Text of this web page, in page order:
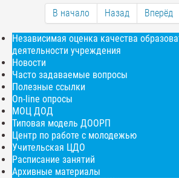
В начало Назад Вперёд
Независимая оценка качества
деятельности учреждения
Новости
Часто задаваемые вопросы
Полезные ссылки
On-line опросы
МОЦ ДОД
Типовая модель ДООРП
Центр по работе с молодежью
Учительская ЦДО
Расписание занятий
Архивные материалы